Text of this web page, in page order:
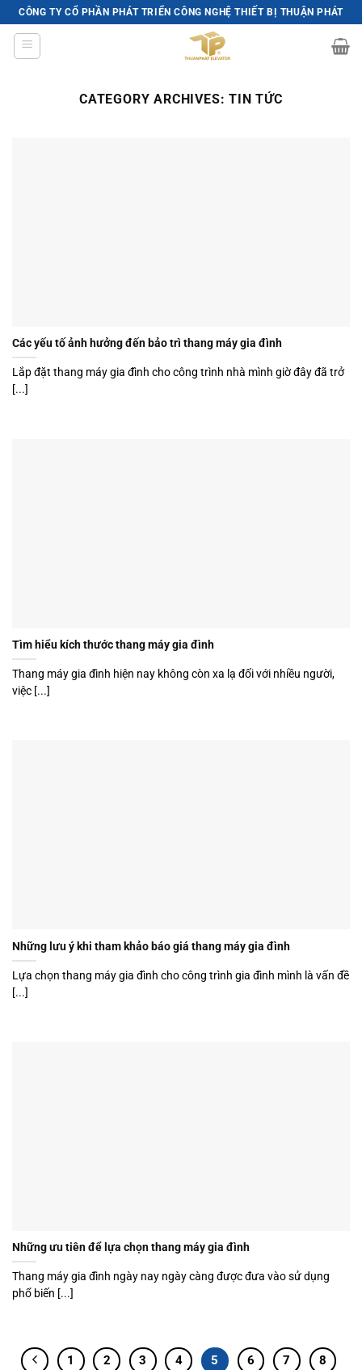
Skip
to
content
CÔNG TY CỔ PHẦN PHÁT TRIỂN CÔNG NGHỆ THIẾT BỊ THUẬN PHÁT
CATEGORY ARCHIVES:TIN TỨC
Các yếu tố ảnh hưởng đến bảo trì thang máy gia đình
Lắp đặt thang máy gia đình cho công trình nhà mình giờ đây đã trở
[...]
Tìm hiểu kích thước thang máy gia đình
Thang máy gia đình hiện nay không còn xa lạ đối với nhiều người,
việc [...]
Những lưu ý khi tham khảo báo giá thang máy gia đình
Lựa chọn thang máy gia đình cho công trình gia đình mình là vấn đề
[...]
Những ưu tiên để lựa chọn thang máy gia đình
Thang máy gia đình ngày nay ngày càng được đưa vào sử dụng
phổ biến [...]
1 2 3 4 5 6 7
8